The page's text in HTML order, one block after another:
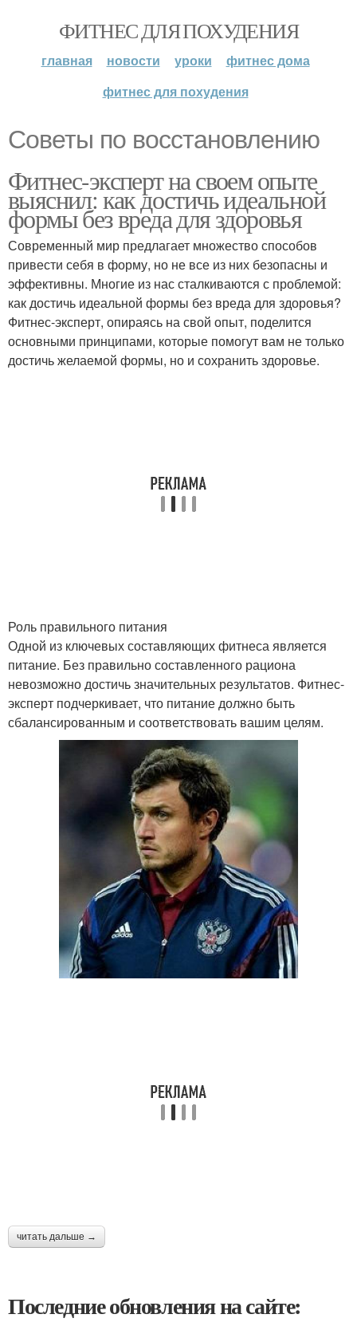
ФИТНЕС ДЛЯ ПОХУДЕНИЯ
главная новости уроки
фитнес дома
фитнес для похудения
Советы по восстановлению
Фитнес-эксперт на своем опыте
выяснил: как достичь идеальной
формы без вреда для здоровья
Современный мир предлагает множество способов
привести себя в форму, но не все из них безопасны и
эффективны. Многие из нас сталкиваются с проблемой:
как достичь идеальной формы без вреда для здоровья?
Фитнес-эксперт, опираясь на свой опыт, поделится
основными принципами, которые помогут вам не только
достичь желаемой формы, но и сохранить здоровье.
Роль правильного питания
Одной из ключевых составляющих фитнеса является
питание. Без правильно составленного рациона
невозможно достичь значительных результатов. Фитнес-
эксперт подчеркивает, что питание должно быть
сбалансированным и соответствовать вашим целям.
читать дальше →
Последние обновления на сайте: